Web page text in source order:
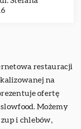
restauracji
na
ofertę
Możemy
i chlebów,